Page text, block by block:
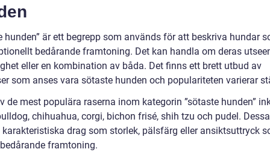
hunden” är ett begrepp som används för att beskriva hundar
bedårande framtoning. Det kan handla om deras
eller en kombination av båda. Det finns ett brett utbud av
som anses vara sötaste hunden och populariteten varierar
de mest populära raserna inom kategorin ”sötaste hunden”
chihuahua, corgi, bichon frisé, shih tzu och pudel.
drag som storlek, pälsfärg eller ansiktsuttryck
framtoning.